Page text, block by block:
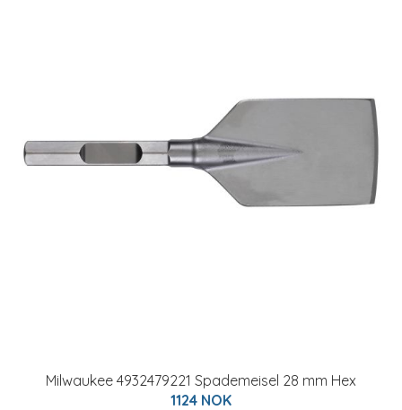
Milwaukee 4932479221 Spademeisel 28 mm Hex
1124 NOK